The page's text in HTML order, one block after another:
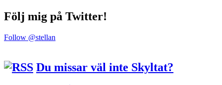
Följ mig på Twitter!
Follow @stellan
Du missar väl inte Skyltat?